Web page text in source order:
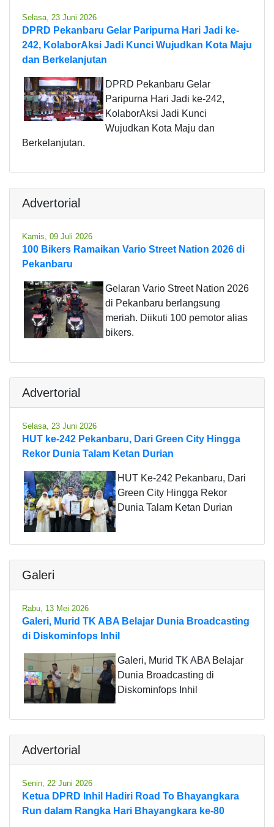
Selasa, 23 Juni 2026
DPRD Pekanbaru Gelar Paripurna Hari Jadi ke-
242, KolaborAksi Jadi Kunci Wujudkan Kota Maju
dan Berkelanjutan
DPRD Pekanbaru Gelar
Paripurna Hari Jadi ke-242,
KolaborAksi Jadi Kunci
Wujudkan Kota Maju dan
Berkelanjutan.
Advertorial
Kamis, 09 Juli 2026
100 Bikers Ramaikan Vario Street Nation 2026 di
Pekanbaru
Gelaran Vario Street Nation 2026
di Pekanbaru berlangsung
meriah. Diikuti 100 pemotor alias
bikers.
Advertorial
Selasa, 23 Juni 2026
HUT ke-242 Pekanbaru, Dari Green City Hingga
Rekor Dunia Talam Ketan Durian
HUT Ke-242 Pekanbaru, Dari
Green City Hingga Rekor
Dunia Talam Ketan Durian
Galeri
Rabu, 13 Mei 2026
Galeri, Murid TK ABA Belajar Dunia Broadcasting
di Diskominfops Inhil
Galeri, Murid TK ABA Belajar
Dunia Broadcasting di
Diskominfops Inhil
Advertorial
Senin, 22 Juni 2026
Ketua DPRD Inhil Hadiri Road To Bhayangkara
Run dalam Rangka Hari Bhayangkara ke-80